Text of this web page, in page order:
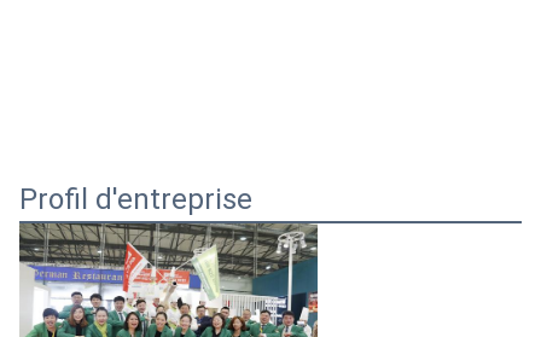
Profil d'entreprise